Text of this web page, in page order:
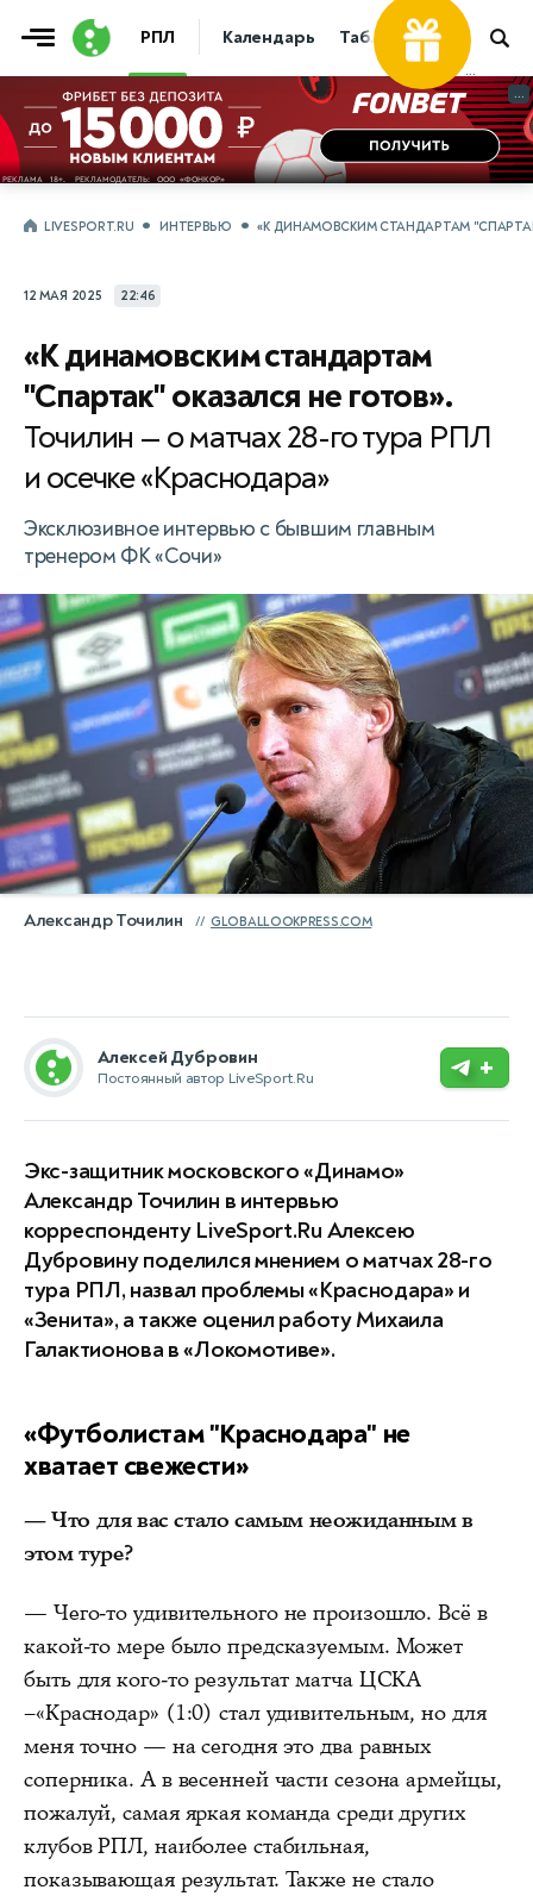
РПЛ Календарь Таблица Прогнозы
Фрибет
30 000 ₽
...
...
LIVESPORT.RU ИНТЕРВЬЮ «К ДИНАМОВСКИМ СТАНДАРТАМ
Александр Точилин GLOBALLOOKPRESS.COM
12 МАЯ 2025 22:46
«К динамовским стандартам
"Спартак" оказался не готов».
Точилин — о матчах 28-го тура РПЛ
и осечке «Краснодара»
Эксклюзивное интервью с бывшим главным
тренером ФК «Сочи»
Алексей Дубровин
Постоянный автор LiveSport.Ru +
Экс-защитник московского «Динамо»
Александр Точилин в интервью
корреспонденту LiveSport.Ru Алексею
Дубровину поделился мнением о матчах 28-го
тура РПЛ, назвал проблемы «Краснодара» и
«Зенита», а также оценил работу Михаила
Галактионова в «Локомотиве».
«Футболистам "Краснодара" не
хватает свежести»
— Что для вас стало самым неожиданным в
этом туре?
— Чего-то удивительного не произошло. Всё в
какой-то мере было предсказуемым. Может
быть для кого-то результат матча ЦСКА
–«Краснодар» (1:0) стал удивительным, но для
меня точно — на сегодня это два равных
соперника. А в весенней части сезона армейцы,
пожалуй, самая яркая команда среди других
клубов РПЛ, наиболее стабильная,
показывающая результат. Также не стало